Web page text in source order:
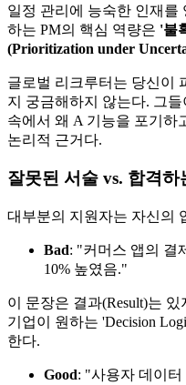
일정 관리에 능숙한 인재를
하는 PM의 핵심 역량은 '불
(Prioritization under
글로벌 리크루터는 당신이
지 궁금해하지 않는다. 그
속에서 왜 A 기능을 포기하
논리적 근거다.
잘못된 서술 vs. 합격하
대부분의 지원자는 자신의
Bad: "커머스 앱의 결
10% 높였음."
이 문장은 결과(Result)는
기업이 원하는 'Decision
한다.
Good: "사용자 데이터